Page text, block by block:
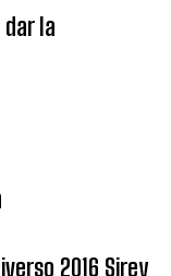
la
2016 Sirey